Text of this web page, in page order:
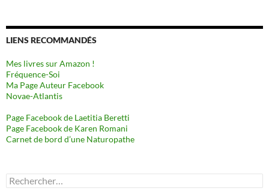
LIENS RECOMMANDÉS
Mes livres sur Amazon !
Fréquence-Soi
Ma Page Auteur Facebook
Novae-Atlantis
Page Facebook de Laetitia Beretti
Page Facebook de Karen Romani
Carnet de bord d’une Naturopathe
Rechercher :